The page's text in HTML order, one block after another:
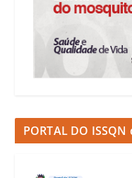
PORTAL DO